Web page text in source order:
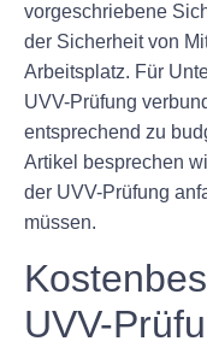
vorgeschriebene
der Sicherheit von
Arbeitsplatz. Für
UVV-Prüfung
entsprechend zu
Artikel besprechen
der UVV-Prüfung
müssen.
UVV-